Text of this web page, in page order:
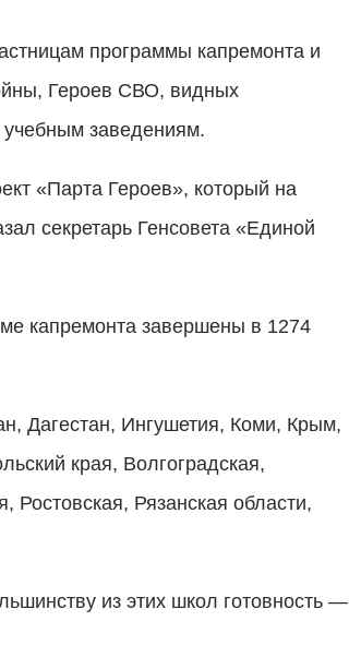
программы капремонта и
Героев СВО, видных
заведениям.
«Парта Героев», который на
секретарь Генсовета «Единой
капремонта завершены в 1274
Дагестан, Ингушетия, Коми, Крым,
края, Волгоградская,
Ростовская, Рязанская области,
из этих школ готовность —